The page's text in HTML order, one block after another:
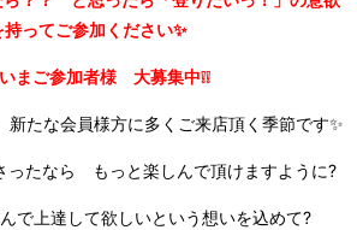
持ってご参加ください✨
まご参加者様 大募集中❕❕
たな会員様方に多くご来店頂く季節です✨
ったなら もっと楽しんで頂けますように?
で上達して欲しいという想いを込めて?